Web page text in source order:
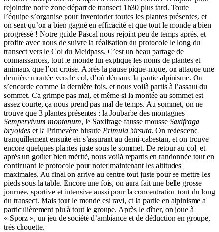
rejoindre notre zone départ de transect 1h30 plus tard. Toute
l’équipe s’organise pour inventorier toutes les plantes présentes, et
on sent qu’on a bien gagné en efficacité et que tout le monde a bien
progressé ! Notre guide Pascal nous rejoint peu de temps après, et
profite avec nous de suivre la réalisation du protocole le long du
transect vers le Col du Meidpass. C’est un beau partage de
connaissances, tout le monde lui explique les noms de plantes et
animaux que l’on croise. Après la pause pique-nique, on attaque une
dernière montée vers le col, d’où démarre la partie alpinisme. On
s’encorde comme la dernière fois, et nous voilà partis à l’assaut du
sommet. Ca grimpe pas mal, et même si la montée au sommet est
assez courte, ça nous prend pas mal de temps. Au sommet, on ne
trouve que 3 plantes présentes : la Joubarbe des montagnes
Sempervivum montanum, le Saxifrage fausse mousse Saxifraga
bryoides et la Primevère hirsute Primula hirsuta. On redescend
tranquillement ensuite en s’assurant au demi-cabestan, et on trouve
encore quelques plantes juste sous le sommet. De retour au col, et
après un goûter bien mérité, nous voilà repartis en randonnée tout en
continuant le protocole pour noter maintenant les altitudes
maximales. Au final on arrive au centre tout juste pour se mettre les
pieds sous la table. Encore une fois, on aura fait une belle grosse
journée, sportive et intensive aussi pour la concentration tout du long
du transect. Mais tout le monde est ravi, et la partie en alpinisme a
particulièrement plu à tout le groupe. Après le dîner, on joue à
« Sporz », un jeu de société d’ambiance et de déduction en groupe,
très chouette.